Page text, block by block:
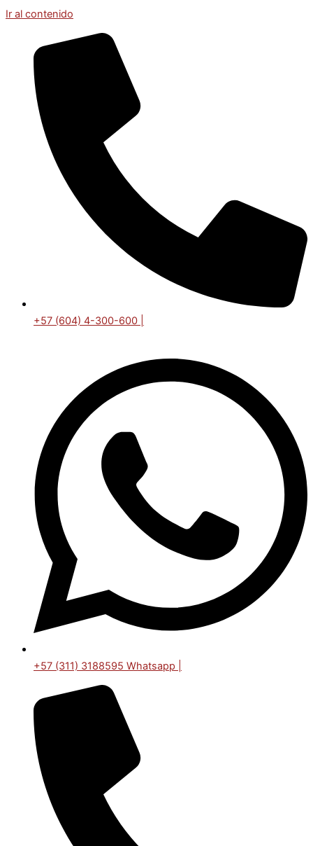
Ir al contenido
+57 (604) 4-300-600 |
+57 (311) 3188595 Whatsapp |